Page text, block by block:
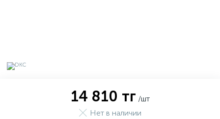
14 810 тг /шт
Нет в наличии